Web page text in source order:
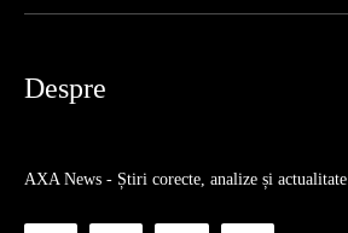
Despre
AXA News - Știri corecte, analize și actualitate